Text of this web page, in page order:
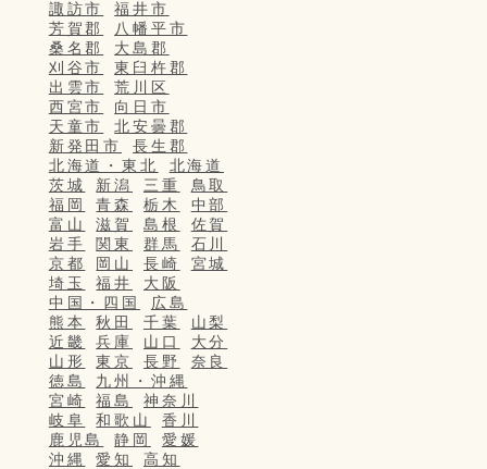
諏訪市
福井市
芳賀郡
八幡平市
桑名郡
大島郡
刈谷市
東臼杵郡
出雲市
荒川区
西宮市
向日市
天童市
北安曇郡
新発田市
長生郡
北海道・東北
北海道
茨城
新潟 三重
鳥取
福岡
青森 栃木
中部
富山
滋賀 島根
佐賀
岩手
関東 群馬
石川
京都
岡山 長崎
宮城
埼玉
福井
大阪
中国・四国
広島
熊本
秋田 千葉
山梨
近畿
兵庫 山口
大分
山形
東京 長野
奈良
徳島
九州・沖縄
宮崎
福島
神奈川
岐阜
和歌山
香川
鹿児島
静岡
愛媛
沖縄
愛知 高知